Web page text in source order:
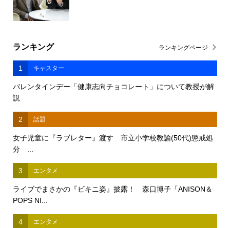
ランキング
1 キャスター
バレンタインデー「健康志向チョコレート」について教授が解
説
2 話題
女子児童に『ラブレター』渡す 市立小学校教諭(50代)懲戒処
分 ...
3 エンタメ
ライブでまさかの『ビキニ姿』披露！ 森口博子「ANISON＆
POPS NI...
4 エンタメ
ランキングページ